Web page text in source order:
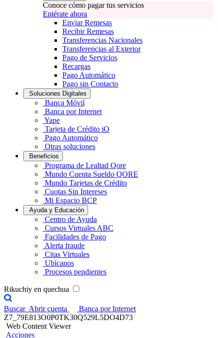
Conoce cómo pagar tus servicios
Entérate ahora
Enviar Remesas
Recibir Remesas
Transferencias Nacionales
Transferencias al Exterior
Pago de Servicios
Recargas
Pago Automático
Pago sin Contacto
Soluciones Digitales
Banca Móvil
Banca por Internet
Yape
Tarjeta de Crédito iO
Pago Automático
Otras soluciones
Beneficios
Programa de Lealtad Qore
Mundo Cuenta Sueldo QORE
Mundo Tarjetas de Crédito
Cuotas Sin Intereses
Mi Espacio BCP
Ayuda y Educación
Centro de Ayuda
Cursos Virtuales ABC
Facilidades de Pago
Alerta fraude
Citas Virtuales
Ubícanos
Procesos pendientes
Rikuchiy en quechua
Buscar Abrir cuenta
Banca por Internet
Z7_79E813O0P0TK30Q529L5DO4D73
Web Content Viewer
Acciones